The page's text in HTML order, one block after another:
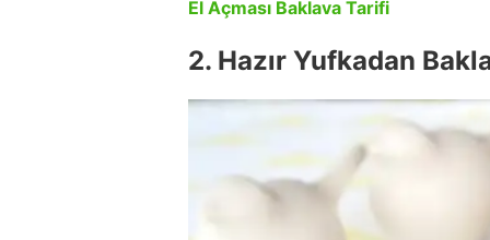
El Açması Baklava Tarifi
2. Hazır Yufkadan